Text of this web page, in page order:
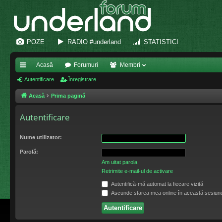
POZE RADIO #underland STATISTICI
eg
ăt
pi
de
Acasă Forumuri Membri
Autentificare Înregistrare
Acasă Prima pagină
Autentificare
Nume utilizator:
Parolă:
Am uitat parola
Retrimite e-mail-ul de activare
Autentifică-mă automat la fiecare vizită
Ascunde starea mea online în această